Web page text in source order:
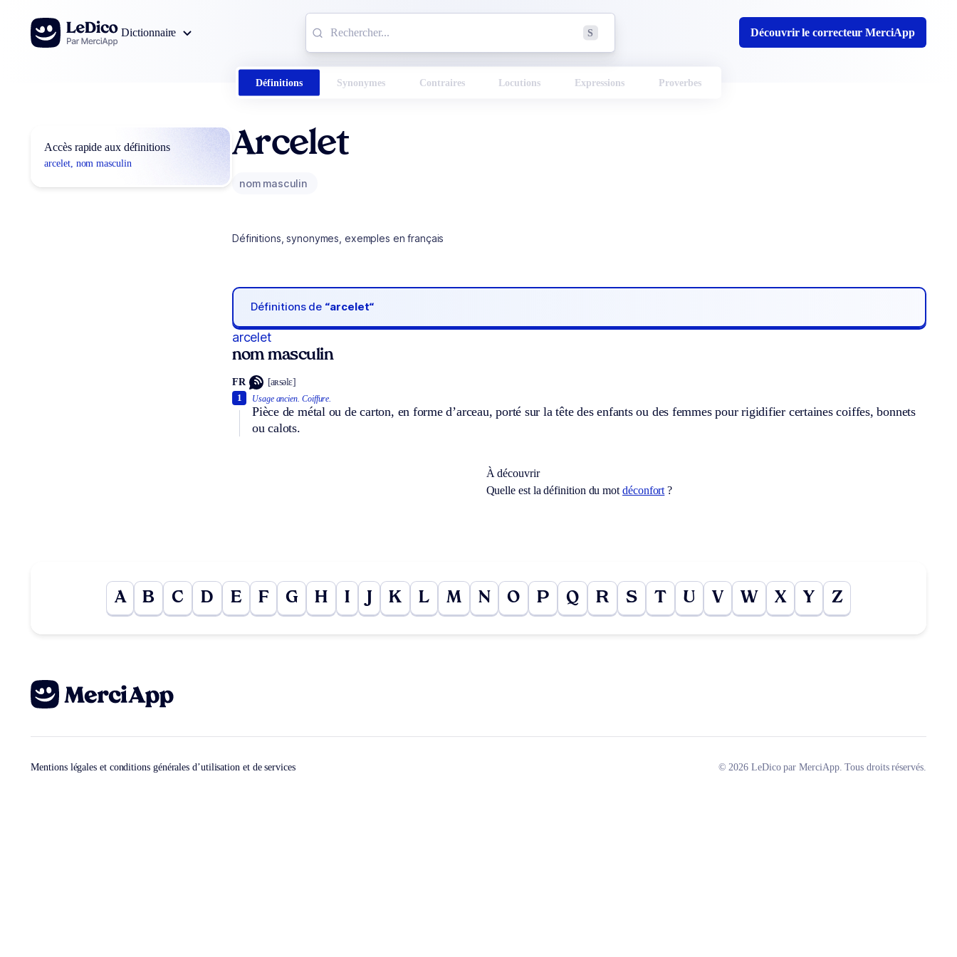
Aller au contenu
Dictionnaire
S Découvrir le correcteur MerciApp
Définitions Synonymes Contraires Locutions Expressions Proverbes
Accès rapide aux définitions
arcelet, nom masculin
Arcelet
nom masculin
Définitions, synonymes, exemples en français
Définitions de “arcelet“
arcelet
nom masculin
FR [aʀsəlɛ]
Usage ancien. Coiffure.
Pièce de métal ou de carton, en forme d’arceau, porté sur la tête des enfants ou des femmes pour rigidifier certaines coiffes, bonnets
ou calots.
1
À découvrir
Quelle est la définition du motdéconfort ?
A B C D E F G H I K L M N O P Q R S T U V W X Y Z
Mentions légales et conditions générales d’utilisation et de services © 2026 LeDico par MerciApp. Tous droits réservés.